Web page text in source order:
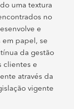
uma textura
no
e
em papel, se
da gestão
clientes e
através da
vigente